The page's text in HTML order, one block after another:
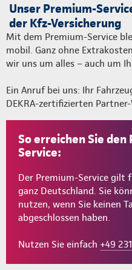
Unser Premium-
der Kfz-Versicherung
Mit dem Premium-Service
mobil. Ganz ohne
wir uns um alles – auch um
Ein Anruf bei uns: Ihr
DEKRA-zertifizierten
So erreichen Sie den
Service:
Der Premium-Service gilt
ganz Deutschland. Sie
nutzen, wenn Sie keinen
abgeschlossen haben.
Nutzen Sie einfach +49